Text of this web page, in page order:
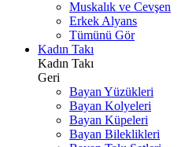
Muskalık ve Cevşen
Erkek Alyans
Tümünü Gör
Kadın Takı
Kadın Takı
Geri
Bayan Yüzükleri
Bayan Kolyeleri
Bayan Küpeleri
Bayan Bileklikleri